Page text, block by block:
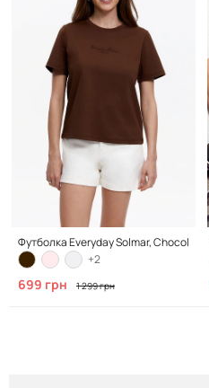
Футболка Everyday Solmar, Chocolate
+2
699 грн 1 299 грн